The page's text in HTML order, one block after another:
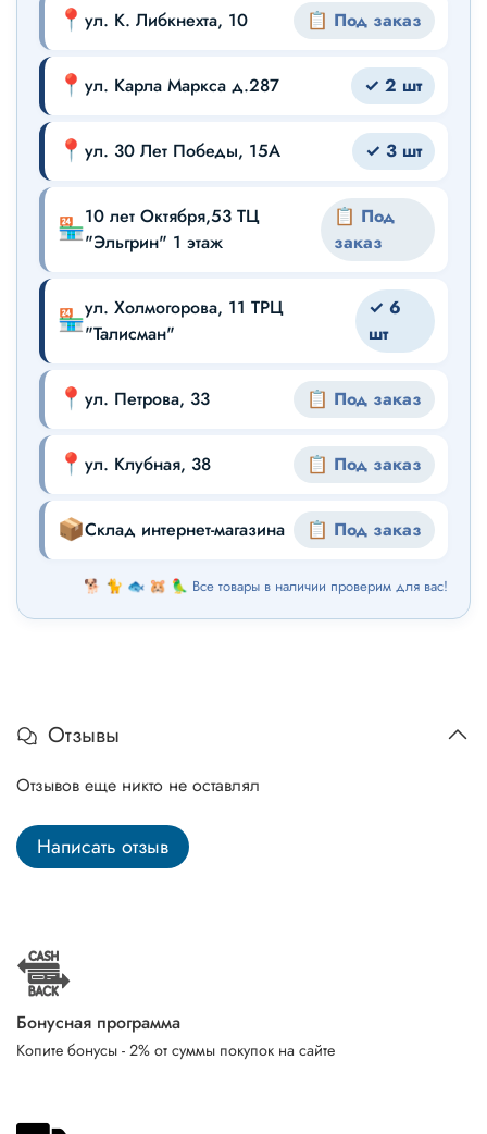
📍 ул. К. Либкнехта, 10 📋 Под заказ
📍 ул. Карла Маркса д.287 ✓ 2 шт
📍 ул. 30 Лет Победы, 15А ✓ 3 шт
🏪10 лет Октября,53 ТЦ
"Эльгрин" 1 этаж
📋 Под
заказ
🏪ул. Холмогорова, 11 ТРЦ
"Талисман"
✓ 6
шт
📍 ул. Петрова, 33 📋 Под заказ
📍 ул. Клубная, 38 📋 Под заказ
📦Склад интернет-магазина 📋 Под заказ
🐕 🐈 🐟 🐹 🦜 Все товары в наличии проверим для вас!
Отзывы
Отзывов еще никто не оставлял
Написать отзыв
Бонусная программа
Копите бонусы - 2% от суммы покупок на сайте